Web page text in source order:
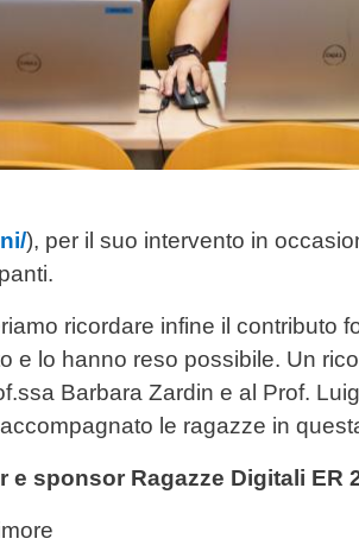
), per il suo intervento in
ricordare infine il contributo
e lo hanno reso possibile. Un
Barbara Zardin e al Prof.
le ragazze in
e sponsor Ragazze Digitali ER